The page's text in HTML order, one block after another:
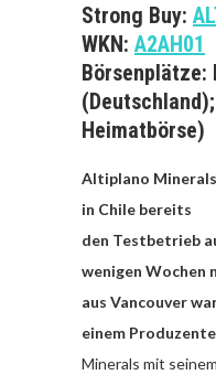
Strong Buy:
WKN: A2AH01
Börsenplätze:
Heimatbörse)
Altiplano
in Chile bereits
den Testbetrieb
wenigen Wochen
aus Vancouver
einem
Minerals mit